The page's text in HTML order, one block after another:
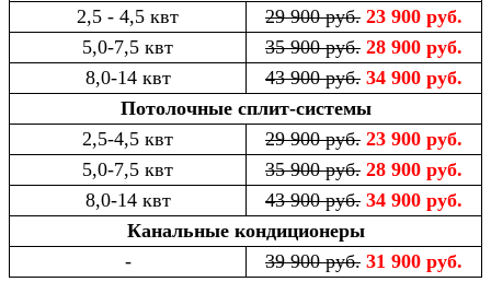
2,5 - 4,5 квт
29 900 руб. 23 900 руб.
5,0-7,5 квт
35 900 руб. 28 900 руб.
8,0-14 квт
43 900 руб. 34 900 руб.
Потолочные сплит-системы
2,5-4,5 квт
29 900 руб. 23 900 руб.
5,0-7,5 квт
35 900 руб. 28 900 руб.
8,0-14 квт
43 900 руб. 34 900 руб.
Канальные кондиционеры
-
39 900 руб. 31 900 руб.